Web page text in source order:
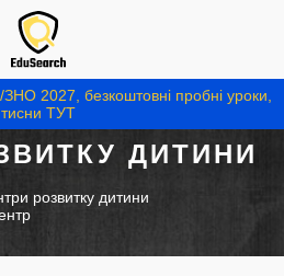
2027, безкоштовні пробні уроки,
тисни ТУТ
ДИТИНИ
розвитку дитини